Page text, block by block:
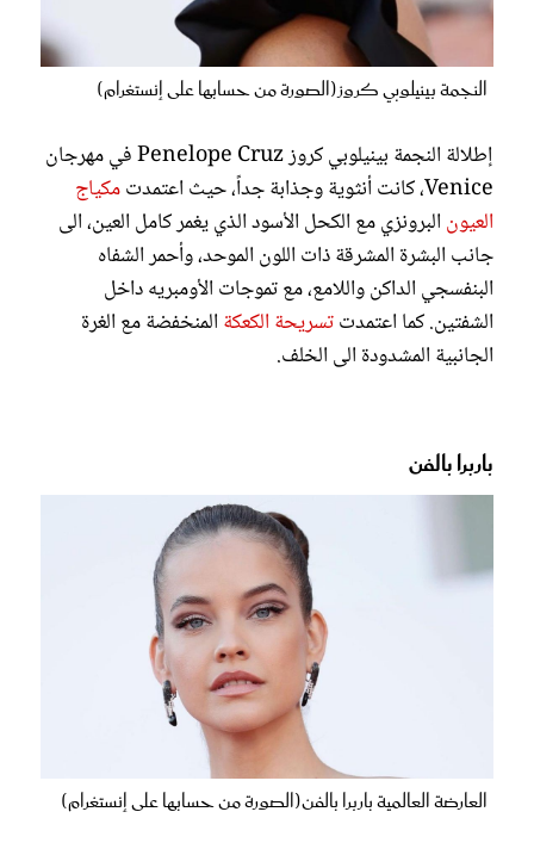
النجمة بينيلوبي كروز(الصورة من حسابها على إنستغرام)
إطلالة النجمة بينيلوبي كروز Penelope Cruz في مهرجان
Venice، كانت أنثوية وجذابة جداً، حيث اعتمدت
مكياج
العيون البرونزي مع الكحل الأسود الذي يغمر كامل العين، الى
جانب البشرة المشرقة ذات اللون الموحد، وأحمر الشفاه
البنفسجي الداكن واللامع، مع تموجات الأومبريه داخل
الشفتين. كما اعتمدتتسريحة الكعكة المنخفضة مع الغرة
الجانبية المشدودة الى الخلف.
باربرا بالفن
العارضة العالمية باربرا بالفن(الصورة من حسابها على إنستغرام)